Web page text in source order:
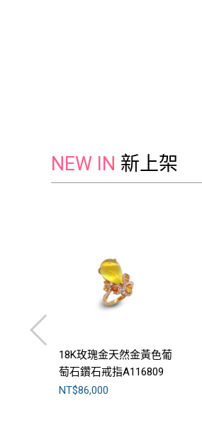
NEW IN 新上架
18K玫瑰金天然金黃色葡
萄石鑽石戒指A116809
NT$86,000